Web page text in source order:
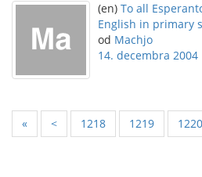
(en) To all
English in primary
od Machjo
14. decembra 2004
« < 1218 1219 1220